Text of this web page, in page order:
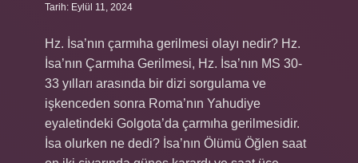
Tarih: Eylül 11, 2024
Hz. İsa’nın çarmıha gerilmesi olayı nedir? Hz.
İsa’nın Çarmıha Gerilmesi, Hz. İsa’nın MS 30-
33 yılları arasında bir dizi sorgulama ve
işkenceden sonra Roma’nın Yahudiye
eyaletindeki Golgota’da çarmıha gerilmesidir.
İsa olurken ne dedi? İsa’nın Ölümü Öğlen saat